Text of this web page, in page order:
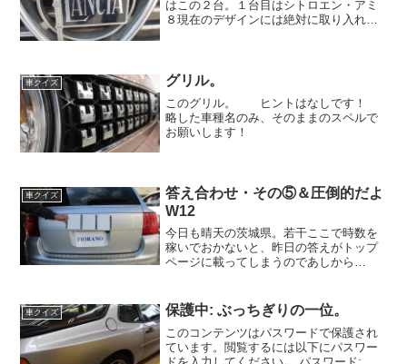
はこの２台。１台目はシトロエン・アミ
８現在のデザインには絶対に取り入れる
代は進み、今見ると「昔の...
車クイズ グリル。
このグリル。 ヒントはなしです！
略した車種名のみ、そのままのスペルで
お願いします！
車クイズ
答え合わせ・その⑤＆圧倒的だよ
W12
今日も晴天の茨城県。若干ここで時数を
稼いでおかないと、昨日の答えがトップ
ページに載ってしまうのであしから
シェ・カイエンでございます。こちらの
モデルは前期のV6、3.2リ...
車クイズ 保護中: ぶっちぎりの一位。
このコンテンツはパスワードで保護され
ています。閲覧するには以下にパスワー